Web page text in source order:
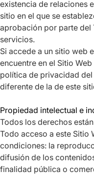
existencia de relaciones
sitio en el que se
aprobación por parte del
servicios.
Si accede a un sitio web
encuentre en el Sitio
política de privacidad
diferente de la de este
Propiedad intelectual e
Todos los derechos
Todo acceso a este Sitio
condiciones: la
difusión de los
finalidad pública o